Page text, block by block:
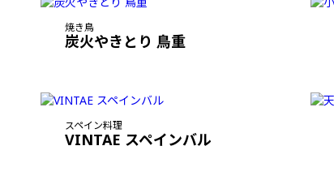
焼き鳥
炭火やきとり 鳥重
スペイン料理
VINTAE スペインバル